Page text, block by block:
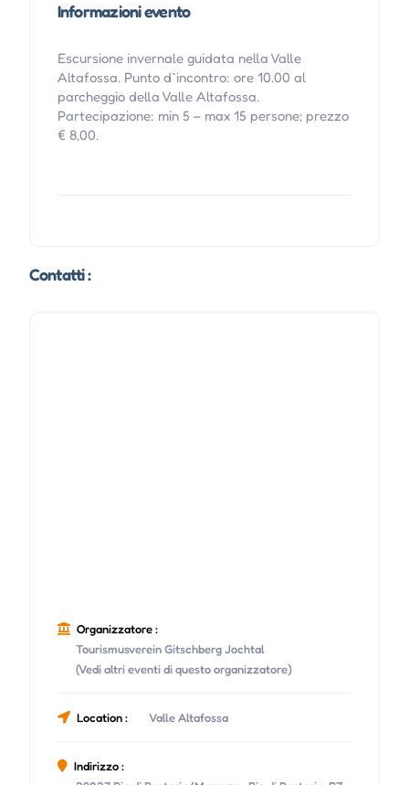
Informazioni evento
Escursione invernale guidata nella Valle
Altafossa. Punto d`incontro: ore 10.00 al
parcheggio della Valle Altafossa.
Partecipazione: min 5 – max 15 persone; prezzo
€ 8,00.
Contatti :
Organizzatore :
Tourismusverein Gitschberg Jochtal
(Vedi altri eventi di questo organizzatore)
Location : Valle Altafossa
Indirizzo :